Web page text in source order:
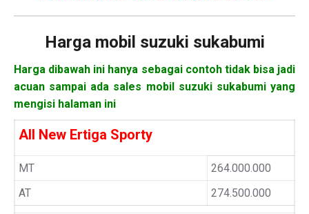
Harga mobil suzuki sukabumi
Harga dibawah ini hanya sebagai contoh tidak bisa jadi
acuan sampai ada sales mobil suzuki sukabumi yang
mengisi halaman ini
All New Ertiga Sporty
MT
264.000.000
AT
274.500.000